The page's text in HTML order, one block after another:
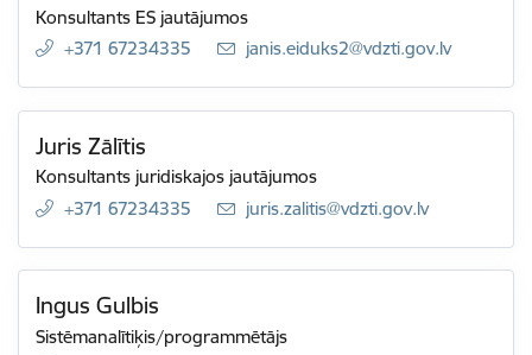
Konsultants ES jautājumos
+371 67234335
E-pasts:
janis.eiduks2@vdzti.gov.lv
Juris Zālītis
Konsultants juridiskajos jautājumos
+371 67234335
E-pasts:
juris.zalitis@vdzti.gov.lv
Ingus Gulbis
Sistēmanalītiķis/programmētājs